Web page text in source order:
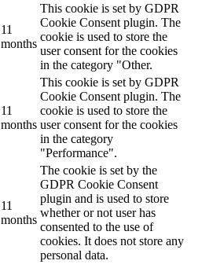
11
months
This cookie is set by GDPR
Cookie Consent plugin. The
cookie is used to store the
user consent for the cookies
in the category "Other.
11
months
This cookie is set by GDPR
Cookie Consent plugin. The
cookie is used to store the
user consent for the cookies
in the category
"Performance".
11
months
The cookie is set by the
GDPR Cookie Consent
plugin and is used to store
whether or not user has
consented to the use of
cookies. It does not store any
personal data.